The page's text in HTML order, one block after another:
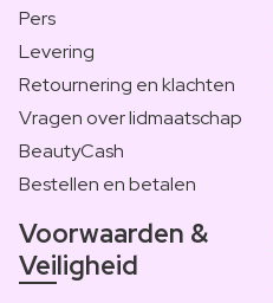
Pers
Levering
Retournering en klachten
Vragen over lidmaatschap
BeautyCash
Bestellen en betalen
Voorwaarden &
Veiligheid